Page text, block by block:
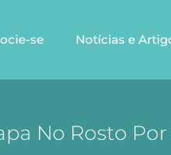
se Notícias e
No Rosto